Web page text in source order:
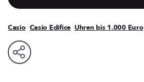
Casio Casio Edifice Uhren bis 1.000 Euro